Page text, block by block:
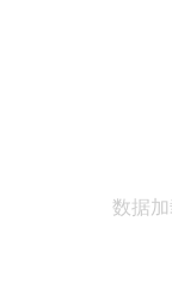
数据